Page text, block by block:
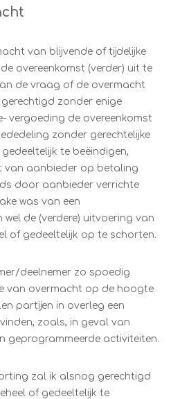
van blijvende of tijdelijke
overeenkomst (verder) uit te
de vraag of de overmacht
zonder enige
vergoeding de overeenkomst
zonder gerechtelijke
te beëindigen,
van aanbieder op betaling
door aanbieder verrichte
was van een
de (verdere) uitvoering van
of gedeeltelijk op te schorten.
deelnemer zo spoedig
van overmacht op de hoogte
partijen in overleg een
zoals, in geval van
geprogrammeerde activiteiten.
zal ik alsnog gerechtigd
of gedeeltelijk te